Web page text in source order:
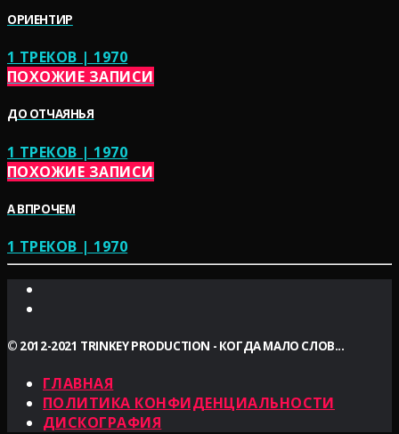
ОРИЕНТИР
1 ТРЕКОВ | 1970
ПОХОЖИЕ ЗАПИСИ
ДО ОТЧАЯНЬЯ
1 ТРЕКОВ | 1970
ПОХОЖИЕ ЗАПИСИ
А ВПРОЧЕМ
1 ТРЕКОВ | 1970
© 2012-2021 TRINKEY PRODUCTION - КОГДА МАЛО СЛОВ...
ГЛАВНАЯ
ПОЛИТИКА КОНФИДЕНЦИАЛЬНОСТИ
ДИСКОГРАФИЯ